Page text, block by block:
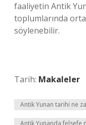
faaliyetin Antik
toplumlarında
söylenebilir.
Tarih: Makaleler
Antik Yunan tarihi ne
Antik Yunanda felsefe